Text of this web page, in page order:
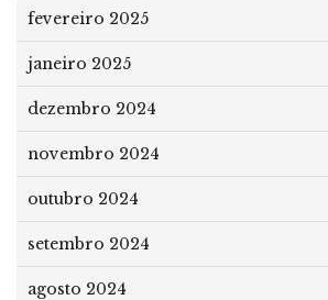
fevereiro 2025
janeiro 2025
dezembro 2024
novembro 2024
outubro 2024
setembro 2024
agosto 2024